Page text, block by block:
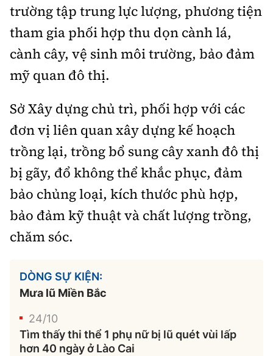
trường tập trung lực lượng, phương tiện
tham gia phối hợp thu dọn cành lá,
cành cây, vệ sinh môi trường, bảo đảm
mỹ quan đô thị.
Sở Xây dựng chủ trì, phối hợp với các
đơn vị liên quan xây dựng kế hoạch
trồng lại, trồng bổ sung cây xanh đô thị
bị gãy, đổ không thể khắc phục, đảm
bảo chủng loại, kích thước phù hợp,
bảo đảm kỹ thuật và chất lượng trồng,
chăm sóc.
DÒNG SỰ KIỆN:
Mưa lũ Miền Bắc
24/10
Tìm thấy thi thể 1 phụ nữ bị lũ quét vùi lấp
hơn 40 ngày ở Lào Cai